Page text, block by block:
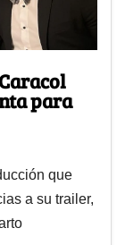
para
que
a su trailer,